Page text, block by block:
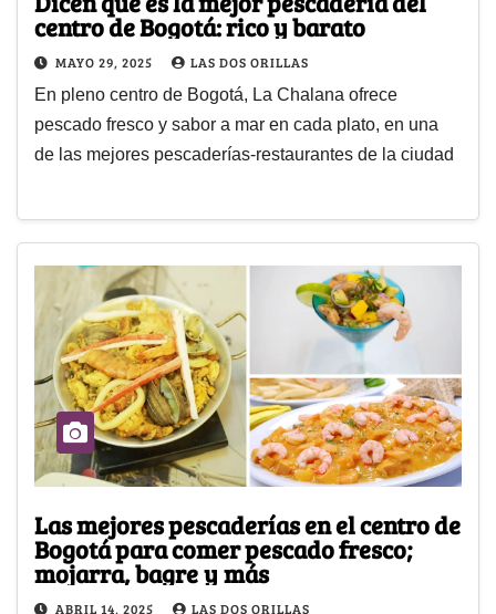
centro de Bogotá: rico y barato
MAYO 29, 2025 LAS DOS ORILLAS
En pleno centro de Bogotá, La Chalana ofrece
pescado fresco y sabor a mar en cada plato, en una
de las mejores pescaderías-restaurantes de la ciudad
Las mejores pescaderías en el centro de
Bogotá para comer pescado fresco;
mojarra, bagre y más
ABRIL 14, 2025 LAS DOS ORILLAS